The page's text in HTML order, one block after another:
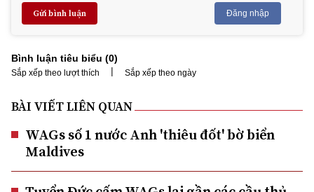
Gửi bình luận Đăng nhập
Bình luận tiêu biểu (0)
Sắp xếp theo lượt thích | Sắp xếp theo ngày
BÀI VIẾT LIÊN QUAN
WAGs số 1 nước Anh 'thiêu đốt' bờ biển
Maldives